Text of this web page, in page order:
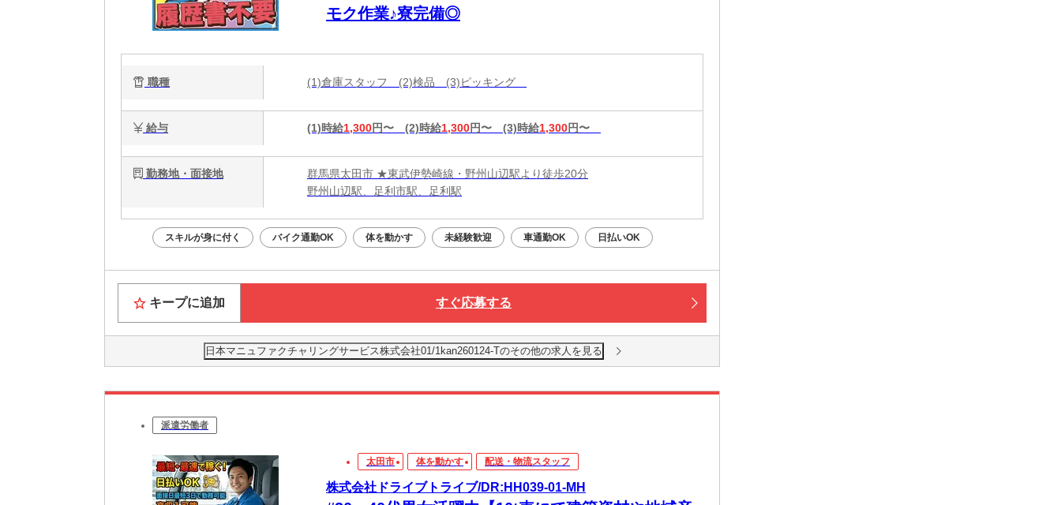
モク作業♪寮完備◎
職種 (1)倉庫スタッフ (2)検品 (3)ピッキング
給与 (1)時給1,300円〜 (2)時給1,300円〜 (3)時給1,300円〜
勤務地・面接地
群馬県太田市 ★東武伊勢崎線・野州山辺駅より徒歩20分
野州山辺駅、足利市駅、足利駅
スキルが身に付く バイク通勤OK 体を動かす 未経験歓迎 車通勤OK 日払いOK
キープに追加 すぐ応募する
日本マニュファクチャリングサービス株式会社01/1kan260124-Tのその他の求人を見る
派遣労働者
太田市 体を動かす 配送・物流スタッフ
株式会社ドライブトライブ/DR:HH039-01-MH